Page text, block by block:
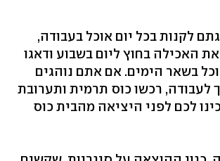
לקנות בכל יום אוכל בעבודה,
האכילה בחוץ ליום בשבוע ודאגו
בשאר הימים. אם אתם נוהגים
לעבודה, רכשו כוס תרמית ותערובת
לכם לפני היציאה מהבית כוס